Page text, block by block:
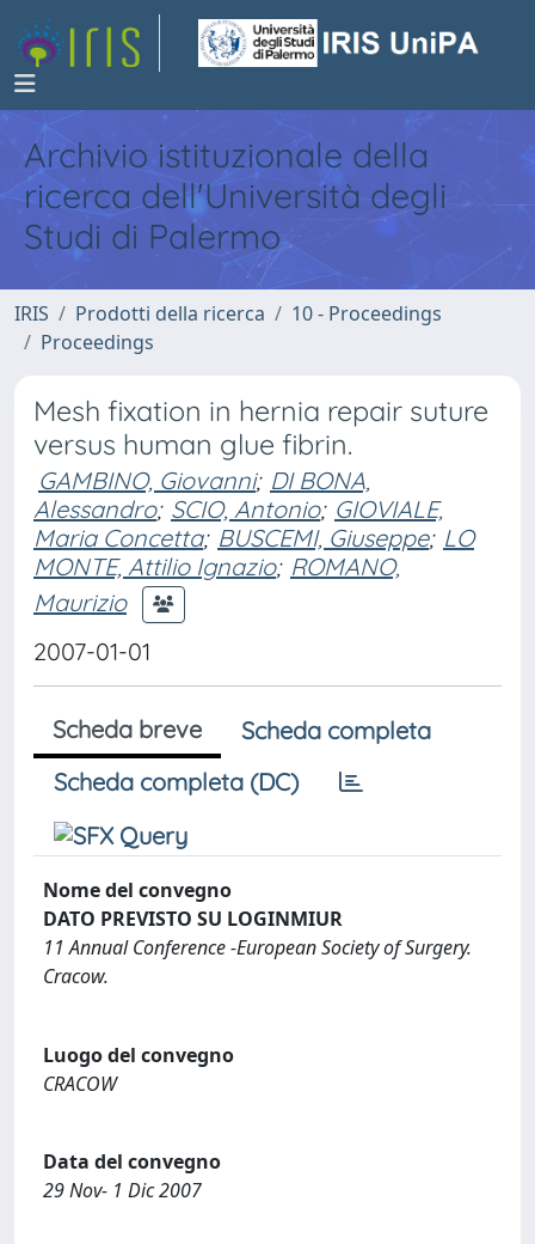
Archivio istituzionale della
ricerca dell'Università degli
Studi di Palermo
IRIS Prodotti della ricerca
10 - Proceedings
Proceedings
Mesh fixation in hernia repair suture
versus human glue fibrin.
GAMBINO, Giovanni; DI BONA,
Alessandro; SCIO, Antonio; GIOVIALE,
Maria Concetta; BUSCEMI, Giuseppe; LO
MONTE, Attilio Ignazio; ROMANO,
Maurizio
2007-01-01
Scheda breve
Scheda completa
Scheda completa (DC)
Nome del convegno
DATO PREVISTO SU LOGINMIUR
11 Annual Conference -European Society of Surgery.
Cracow.
Luogo del convegno
CRACOW
Data del convegno
29 Nov- 1 Dic 2007